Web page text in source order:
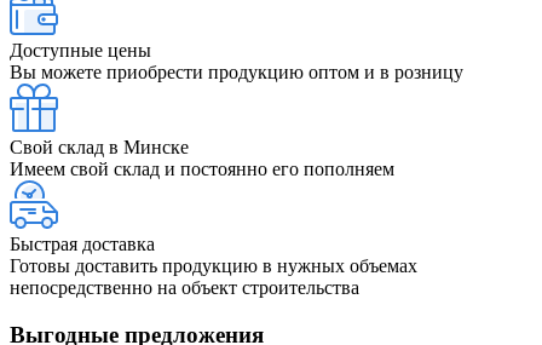
Доступные цены
Вы можете приобрести продукцию оптом и в розницу
Свой склад в Минске
Имеем свой склад и постоянно его пополняем
Быстрая доставка
Готовы доставить продукцию в нужных объемах
непосредственно на объект строительства
Выгодные предложения